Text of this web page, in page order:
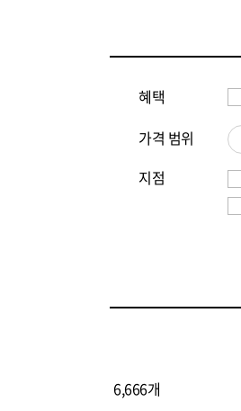
혜택
가격 범위
지점
6,666개